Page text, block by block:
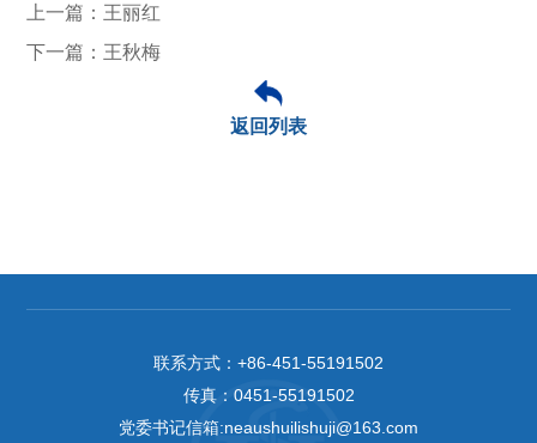
上一篇：王丽红
下一篇：王秋梅
返回列表
联系方式： +86-451-55191502
传真： 0451-55191502
党委书记信箱:neaushuilishuji@163.com